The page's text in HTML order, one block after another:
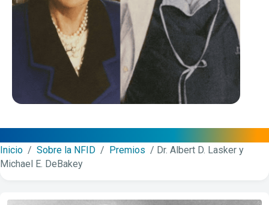
Inicio / Sobre la NFID / Premios / Dr. Albert D. Lasker y
Michael E. DeBakey